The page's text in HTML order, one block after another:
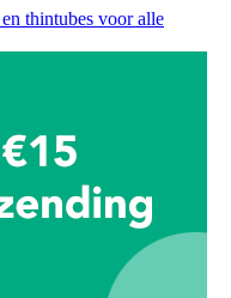
thintubes voor alle